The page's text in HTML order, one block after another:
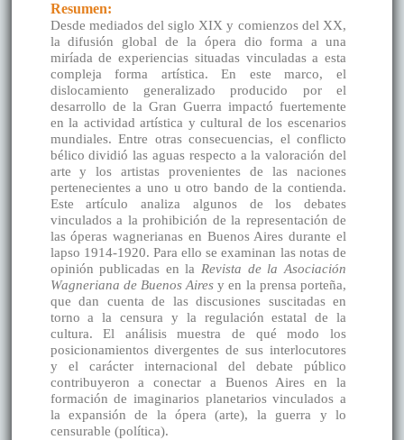
Resumen:
Desde mediados del siglo XIX y comienzos del XX,
la difusión global de la ópera dio forma a una
miríada de experiencias situadas vinculadas a esta
compleja forma artística. En este marco, el
dislocamiento generalizado producido por el
desarrollo de la Gran Guerra impactó fuertemente
en la actividad artística y cultural de los escenarios
mundiales. Entre otras consecuencias, el conflicto
bélico dividió las aguas respecto a la valoración del
arte y los artistas provenientes de las naciones
pertenecientes a uno u otro bando de la contienda.
Este artículo analiza algunos de los debates
vinculados a la prohibición de la representación de
las óperas wagnerianas en Buenos Aires durante el
lapso 1914-1920. Para ello se examinan las notas de
opinión publicadas en la Revista de la Asociación
Wagneriana de Buenos Aires y en la prensa porteña,
que dan cuenta de las discusiones suscitadas en
torno a la censura y la regulación estatal de la
cultura. El análisis muestra de qué modo los
posicionamientos divergentes de sus interlocutores
y el carácter internacional del debate público
contribuyeron a conectar a Buenos Aires en la
formación de imaginarios planetarios vinculados a
la expansión de la ópera (arte), la guerra y lo
censurable (política).